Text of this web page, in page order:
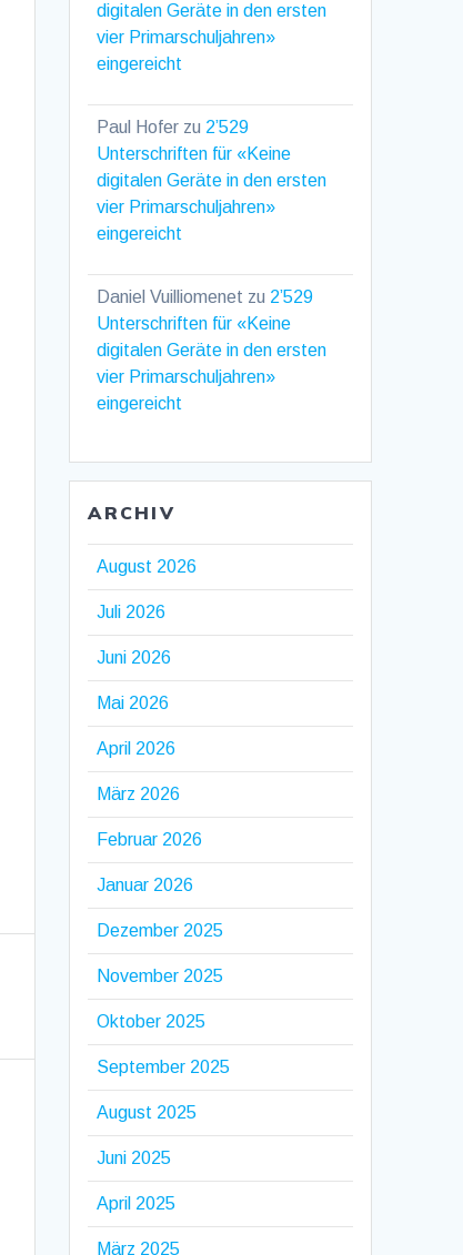
digitalen Geräte in den ersten
vier Primarschuljahren»
eingereicht
Paul Hofer zu 2’529
Unterschriften für «Keine
digitalen Geräte in den ersten
vier Primarschuljahren»
eingereicht
Daniel Vuilliomenet zu 2’529
Unterschriften für «Keine
digitalen Geräte in den ersten
vier Primarschuljahren»
eingereicht
ARCHIV
August 2026
Juli 2026
Juni 2026
Mai 2026
April 2026
März 2026
Februar 2026
Januar 2026
Dezember 2025
November 2025
Oktober 2025
September 2025
August 2025
Juni 2025
April 2025
März 2025